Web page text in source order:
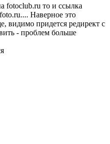
fotoclub.ru то и ссылка
Наверное это
видимо придется редирект с
- проблем больше